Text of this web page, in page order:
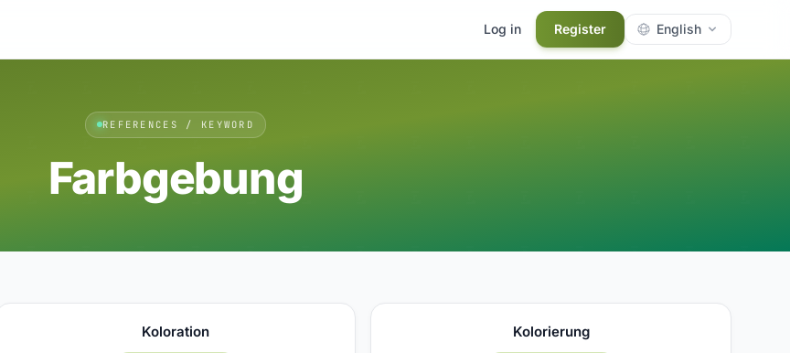
Log in Register English
REFERENCES / KEYWORD
Farbgebung
Koloration Kolorierung